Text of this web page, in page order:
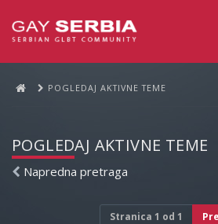
POGLEDAJ AKTIVNE TEME
POGLEDAJ AKTIVNE TEME
Napredna pretraga
Stranica 1 od 1